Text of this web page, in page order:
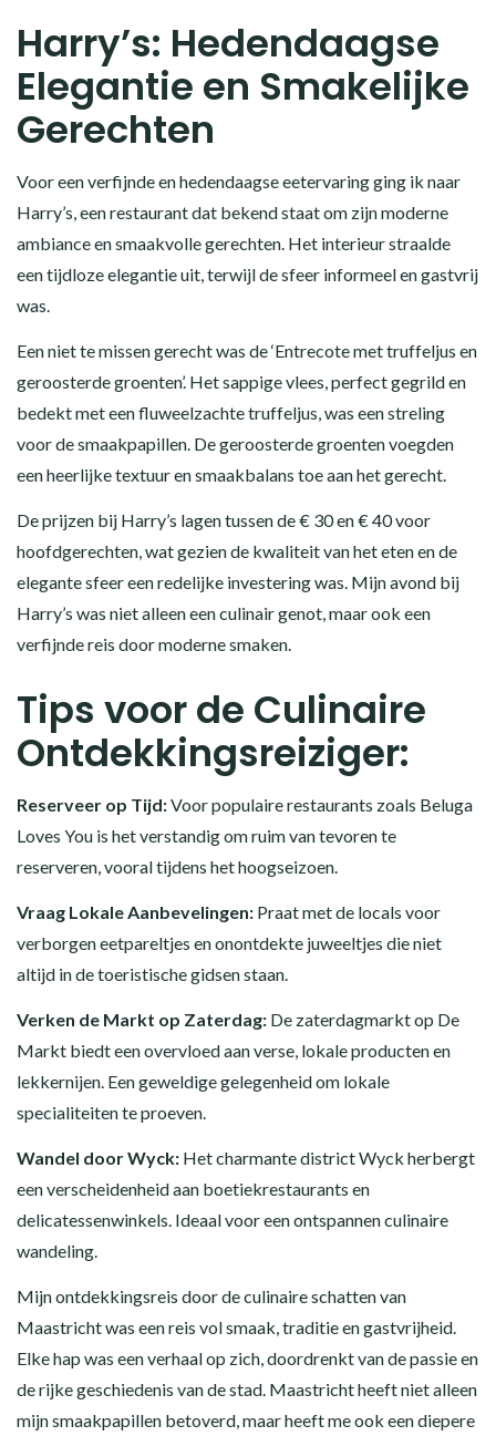
Harry’s: Hedendaagse
Elegantie en Smakelijke
Gerechten
Voor een verfijnde en hedendaagse eetervaring ging ik naar
Harry’s, een restaurant dat bekend staat om zijn moderne
ambiance en smaakvolle gerechten. Het interieur straalde
een tijdloze elegantie uit, terwijl de sfeer informeel en gastvrij
was.
Een niet te missen gerecht was de ‘Entrecote met truffeljus en
geroosterde groenten’. Het sappige vlees, perfect gegrild en
bedekt met een fluweelzachte truffeljus, was een streling
voor de smaakpapillen. De geroosterde groenten voegden
een heerlijke textuur en smaakbalans toe aan het gerecht.
De prijzen bij Harry’s lagen tussen de € 30 en € 40 voor
hoofdgerechten, wat gezien de kwaliteit van het eten en de
elegante sfeer een redelijke investering was. Mijn avond bij
Harry’s was niet alleen een culinair genot, maar ook een
verfijnde reis door moderne smaken.
Tips voor de Culinaire
Ontdekkingsreiziger:
Reserveer op Tijd:Voor populaire restaurants zoals Beluga
Loves You is het verstandig om ruim van tevoren te
reserveren, vooral tijdens het hoogseizoen.
Vraag Lokale Aanbevelingen: Praat met de locals voor
verborgen eetpareltjes en onontdekte juweeltjes die niet
altijd in de toeristische gidsen staan.
Verken de Markt op Zaterdag: De zaterdagmarkt op De
Markt biedt een overvloed aan verse, lokale producten en
lekkernijen. Een geweldige gelegenheid om lokale
specialiteiten te proeven.
Wandel door Wyck: Het charmante district Wyck herbergt
een verscheidenheid aan boetiekrestaurants en
delicatessenwinkels. Ideaal voor een ontspannen culinaire
wandeling.
Mijn ontdekkingsreis door de culinaire schatten van
Maastricht was een reis vol smaak, traditie en gastvrijheid.
Elke hap was een verhaal op zich, doordrenkt van de passie en
de rijke geschiedenis van de stad. Maastricht heeft niet alleen
mijn smaakpapillen betoverd, maar heeft me ook een diepere